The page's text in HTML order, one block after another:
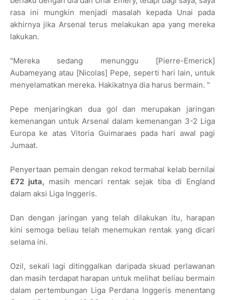
rasa ini mungkin menjadi masalah kepada Unai pada
akhirnya jika Arsenal terus melakukan apa yang mereka
lakukan.
"Mereka sedang menunggu [Pierre-Emerick]
Aubameyang atau [Nicolas] Pepe, seperti hari lain, untuk
menyelamatkan mereka. Hakikatnya dia harus bermain. "
Pepe menjaringkan dua gol dan merupakan jaringan
kemenangan untuk Arsenal dalam kemenangan 3-2 Liga
Europa ke atas Vitoria Guimaraes pada hari awal pagi
Jumaat.
Penyertaan pemain dengan rekod termahal kelab bernilai
£72 juta, masih mencari rentak sejak tiba di England
dalam aksi Liga Inggeris.
Dan dengan jaringan yang telah dilakukan itu, harapan
kini semoga beliau telah menemukan rentak yang dicari
selama ini.
Ozil, sekali lagi ditinggalkan daripada skuad perlawanan
dan masih terdapat harapan untuk melihat beliau bermain
dalam pertembungan Liga Perdana Inggeris menentang